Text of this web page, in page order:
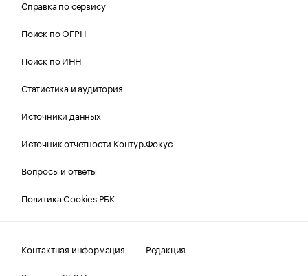
Справка по сервису
Поиск по ОГРН
Поиск по ИНН
Статистика и аудитория
Источники данных
Источник отчетности Контур.Фокус
Вопросы и ответы
Политика Cookies РБК
Контактная информация
Редакция